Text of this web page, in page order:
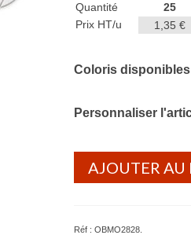
Quantité 25
Prix HT/u
1,35 €
Coloris disponibles
Personnaliser
AJOUTER AU
Réf : OBMO2828.